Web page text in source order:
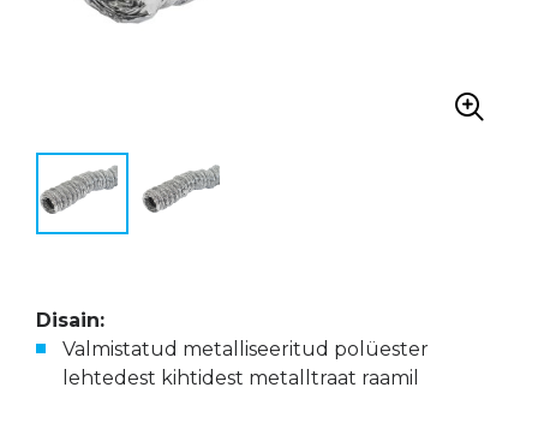
Disain:
Valmistatud metalliseeritud polüester
lehtedest kihtidest metalltraat raamil